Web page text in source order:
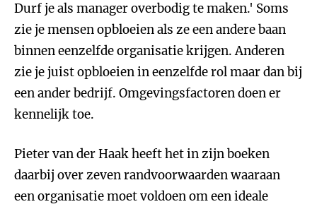
Durf je als manager overbodig te maken.' Soms
zie je mensen opbloeien als ze een andere baan
binnen eenzelfde organisatie krijgen. Anderen
zie je juist opbloeien in eenzelfde rol maar dan bij
een ander bedrijf. Omgevingsfactoren doen er
kennelijk toe.
Pieter van der Haak heeft het in zijn boeken
daarbij over zeven randvoorwaarden waaraan
een organisatie moet voldoen om een ideale